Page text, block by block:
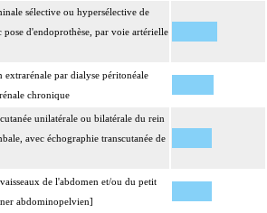
sélective ou hypersélective de
pose d'endoprothèse, par voie artérielle
extrarénale par dialyse péritonéale
chronique
unilatérale ou bilatérale du rein
avec échographie transcutanée de
de l'abdomen et/ou du petit
abdominopelvien]